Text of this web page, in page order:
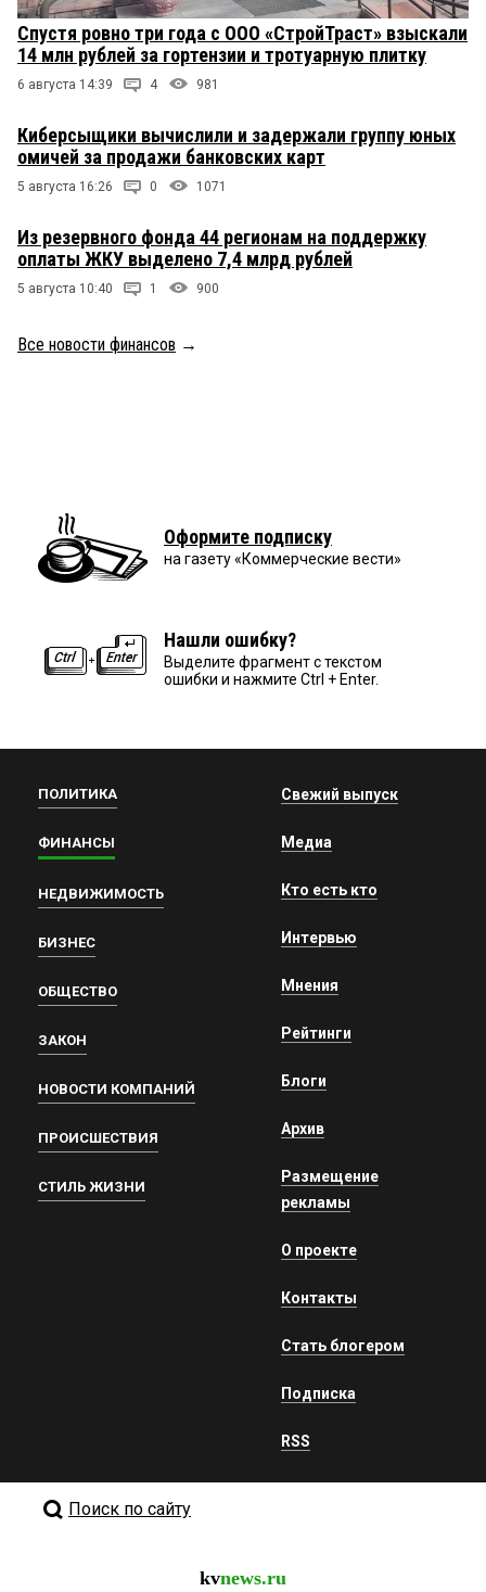
Спустя ровно три года с ООО «СтройТраст» взыскали
14 млн рублей за гортензии и тротуарную плитку
6 августа 14:39 4 981
Киберсыщики вычислили и задержали группу юных
омичей за продажи банковских карт
5 августа 16:26 0 1071
Из резервного фонда 44 регионам на поддержку
оплаты ЖКУ выделено 7,4 млрд рублей
5 августа 10:40 1 900
Все новости финансов →
Оформите подписку
на газету «Коммерческие вести»
Нашли ошибку?
Выделите фрагмент с текстом
ошибки и нажмите Ctrl + Enter.
ПОЛИТИКА
ФИНАНСЫ
НЕДВИЖИМОСТЬ
БИЗНЕС
ОБЩЕСТВО
ЗАКОН
НОВОСТИ КОМПАНИЙ
ПРОИСШЕСТВИЯ
СТИЛЬ ЖИЗНИ
Свежий выпуск
Медиа
Кто есть кто
Интервью
Мнения
Рейтинги
Блоги
Архив
Размещение
рекламы
О проекте
Контакты
Стать блогером
Подписка
RSS
Поиск по сайту
kvnews.ru